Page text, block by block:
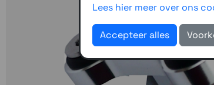
Lees hier meer over ons
Accepteer alles